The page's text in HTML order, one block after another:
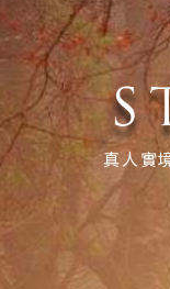
真人實